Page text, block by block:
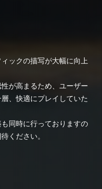
ックの描写が大幅に向上
が高まるため、ユーザー
、快適にプレイしていた
同時に行っておりますの
ください。